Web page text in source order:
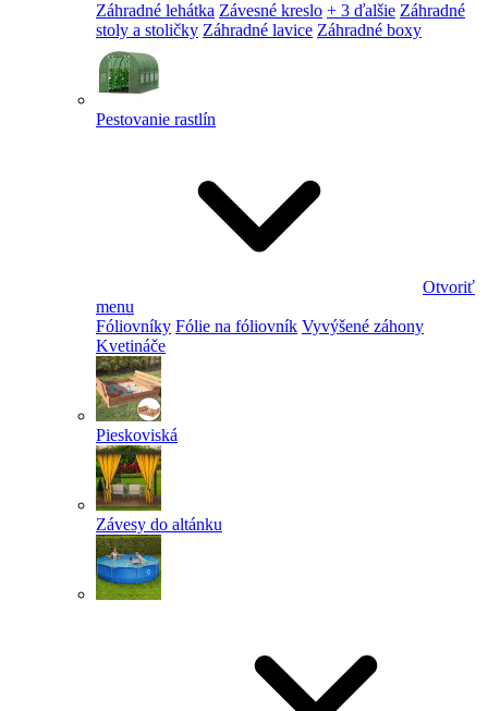
Záhradné lehátka Závesné kreslo + 3 ďalšie Záhradné
stoly a stoličky Záhradné lavice Záhradné boxy
Pestovanie rastlín
Otvoriť
menu
Fóliovníky Fólie na fóliovník Vyvýšené záhony
Kvetináče
Pieskoviská
Závesy do altánku